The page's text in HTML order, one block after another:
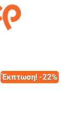
Έκπτωση! -22%